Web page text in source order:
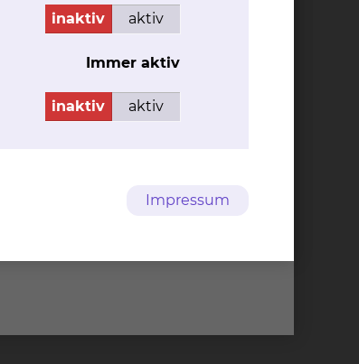
inaktiv aktiv
Immer aktiv
inaktiv aktiv
Impressum